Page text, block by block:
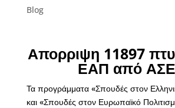
Blog
Απορριψη 11897
ΕΑΠ από
Τα προγράμματα «Σπουδές στον
και «Σπουδές στον Ευρωπαϊκό